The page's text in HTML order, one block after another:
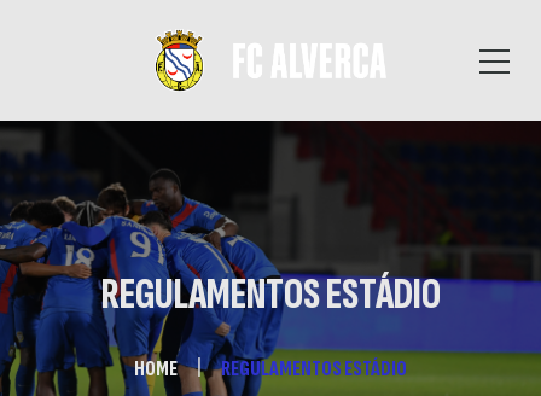
REGULAMENTOS ESTÁDIO
HOME REGULAMENTOS ESTÁDIO